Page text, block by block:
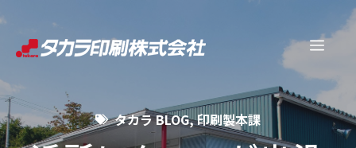
ン
ツ
へ
ス
メ
ニ
ュ
タカラ BLOG,印刷製本課